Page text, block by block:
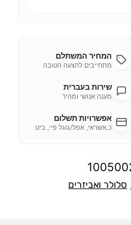
המחיר המשתלם
מתחייבים להצעה הטובה
שירות בעברית
מענה אנושי ומהיר
אפשרויות תשלום
כ.אשראי, אפל/גוגל פיי, ביט
סלולר ואביזרים